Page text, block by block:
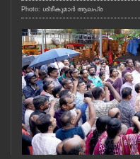
KERALA
LOCAL
OBITUARY
NEWS 360
Photo: ശ്രീകുമാർ ആലപ്ര